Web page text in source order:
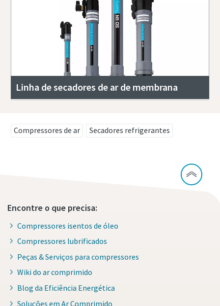
Linha de secadores de ar de membrana
Compressores de ar Secadores refrigerantes
Encontre o que precisa:
Compressores isentos de óleo
Compressores lubrificados
Peças & Serviços para compressores
Wiki do ar comprimido
Blog da Eficiência Energética
Soluções em Ar Comprimido